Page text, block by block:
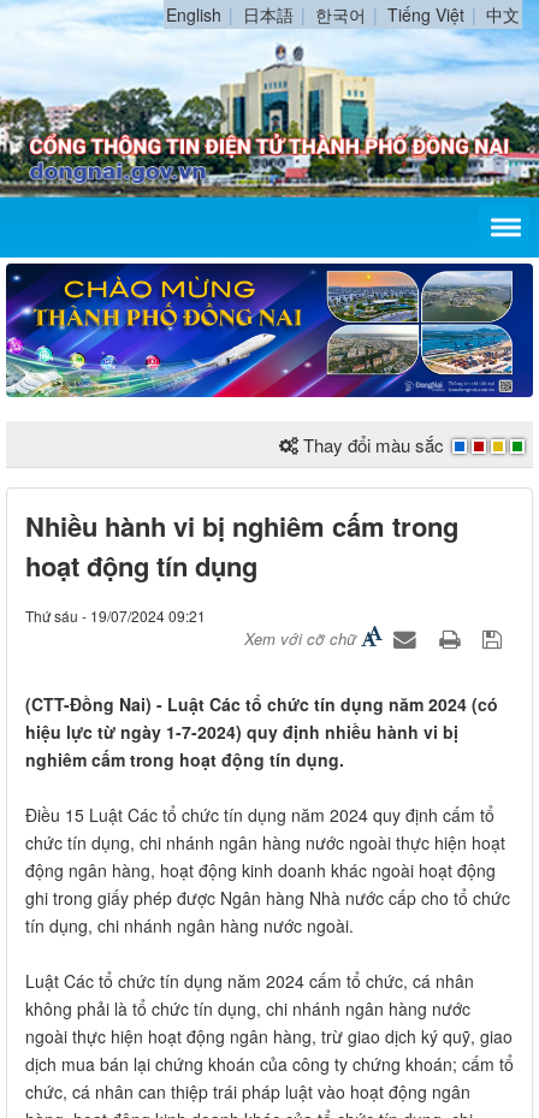
English 日本語 한국어 Tiếng Việt 中文
Thay đổi màu sắc
Nhiều hành vi bị nghiêm cấm trong
hoạt động tín dụng
Thứ sáu - 19/07/2024 09:21
Xem với cỡ chữ
(CTT-Đồng Nai) - Luật Các tổ chức tín dụng năm 2024 (có
hiệu lực từ ngày 1-7-2024) quy định nhiều hành vi bị
nghiêm cấm trong hoạt động tín dụng.
Điều 15 Luật Các tổ chức tín dụng năm 2024 quy định cấm tổ
chức tín dụng, chi nhánh ngân hàng nước ngoài thực hiện hoạt
động ngân hàng, hoạt động kinh doanh khác ngoài hoạt động
ghi trong giấy phép được Ngân hàng Nhà nước cấp cho tổ chức
tín dụng, chi nhánh ngân hàng nước ngoài.
Luật Các tổ chức tín dụng năm 2024 cấm tổ chức, cá nhân
không phải là tổ chức tín dụng, chi nhánh ngân hàng nước
ngoài thực hiện hoạt động ngân hàng, trừ giao dịch ký quỹ, giao
dịch mua bán lại chứng khoán của công ty chứng khoán; cấm tổ
chức, cá nhân can thiệp trái pháp luật vào hoạt động ngân